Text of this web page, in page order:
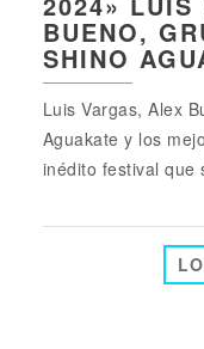
BUENO,
SHINO
Luis Vargas, Alex
Aguakate y los
inédito festival que